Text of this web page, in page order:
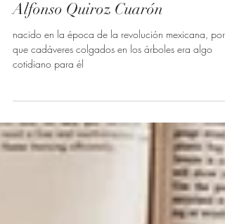
Criminología
Alfonso Quiroz Cuarón
nacido en la época de la revolución mexicana, por
cotidiano para él